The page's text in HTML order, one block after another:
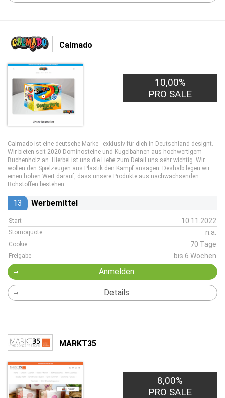
Calmado
10,00%
PRO SALE
Calmado ist eine deutsche Marke - exklusiv für dich in Deutschland designt.
Wir bieten seit 2020 Dominosteine und Kugelbahnen aus hochwertigem
Buchenholz an. Hierbei ist uns die Liebe zum Detail uns sehr wichtig. Wir
wollen den Spielzeugen aus Plastik den Kampf ansagen. Deshalb legen wir
einen hohen Wert darauf, dass unsere Produkte aus nachwachsenden
Rohstoffen bestehen.
13 Werbemittel
Start 10.11.2022
Stornoquote n.a.
Cookie 70 Tage
Freigabe bis 6 Wochen
Anmelden
Details
MARKT35
8,00%
PRO SALE